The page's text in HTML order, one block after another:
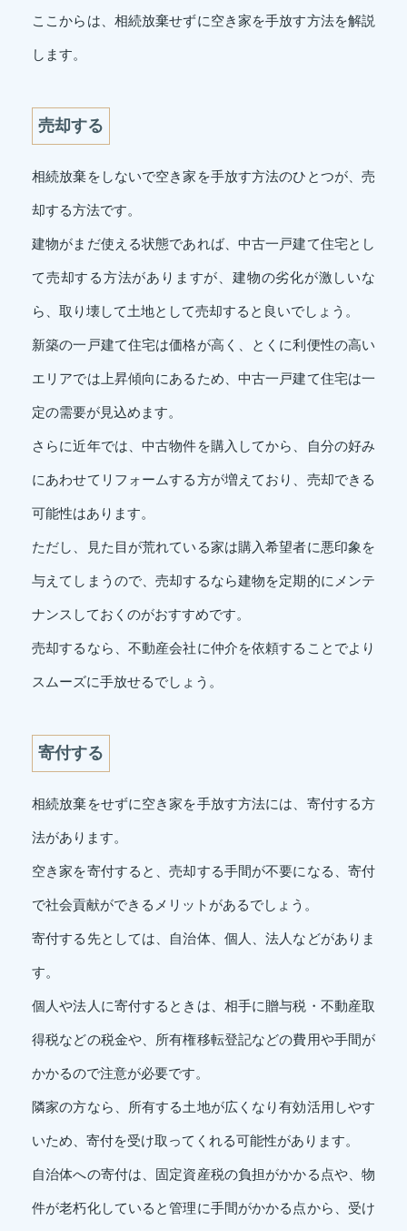
ここからは、相続放棄せずに空き家を手放す方法を解説
します。
売却する
相続放棄をしないで空き家を手放す方法のひとつが、売
却する方法です。
建物がまだ使える状態であれば、中古一戸建て住宅とし
て売却する方法がありますが、建物の劣化が激しいな
ら、取り壊して土地として売却すると良いでしょう。
新築の一戸建て住宅は価格が高く、とくに利便性の高い
エリアでは上昇傾向にあるため、中古一戸建て住宅は一
定の需要が見込めます。
さらに近年では、中古物件を購入してから、自分の好み
にあわせてリフォームする方が増えており、売却できる
可能性はあります。
ただし、見た目が荒れている家は購入希望者に悪印象を
与えてしまうので、売却するなら建物を定期的にメンテ
ナンスしておくのがおすすめです。
売却するなら、不動産会社に仲介を依頼することでより
スムーズに手放せるでしょう。
寄付する
相続放棄をせずに空き家を手放す方法には、寄付する方
法があります。
空き家を寄付すると、売却する手間が不要になる、寄付
で社会貢献ができるメリットがあるでしょう。
寄付する先としては、自治体、個人、法人などがありま
す。
個人や法人に寄付するときは、相手に贈与税・不動産取
得税などの税金や、所有権移転登記などの費用や手間が
かかるので注意が必要です。
隣家の方なら、所有する土地が広くなり有効活用しやす
いため、寄付を受け取ってくれる可能性があります。
自治体への寄付は、固定資産税の負担がかかる点や、物
件が老朽化していると管理に手間がかかる点から、受け